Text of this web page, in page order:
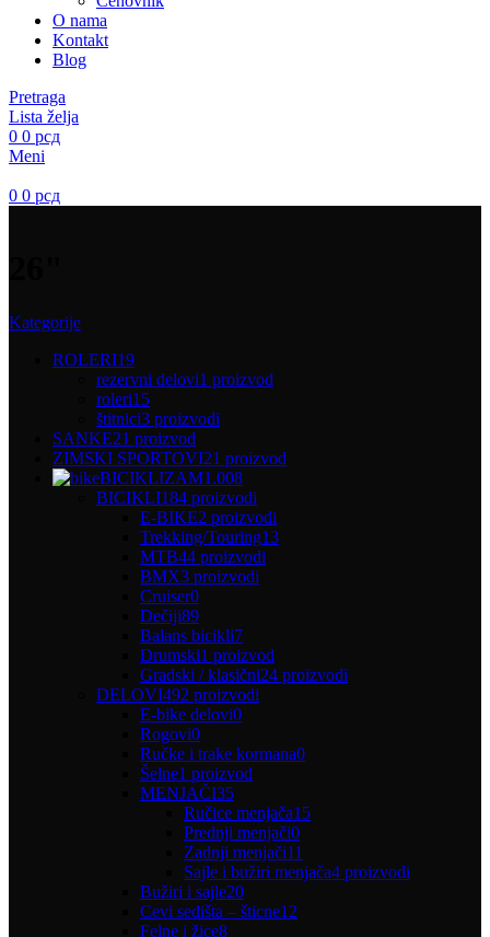
O nama
Kontakt
Blog
Pretraga
Lista želja
0 0 рсд
Meni
0 0 рсд
Kategorije
ROLERI19
rezervni delovi1 proizvod
roleri15
štitnici3 proizvodi
SANKE21 proizvod
ZIMSKI SPORTOVI21 proizvod
BICIKLIZAM1.008
BICIKLI184 proizvodi
E-BIKE2 proizvodi
Trekking/Touring13
MTB44 proizvodi
BMX3 proizvodi
Cruiser0
Dečiji89
Balans bicikli7
Drumski1 proizvod
Gradski / klasični24 proizvodi
DELOVI492 proizvodi
E-bike delovi0
Rogovi0
Ručke i trake kormana0
Šelne1 proizvod
MENJAČI35
Ručice menjača15
Prednji menjači0
Zadnji menjači11
Sajle i bužiri menjača4 proizvodi
Bužiri i sajle20
Cevi sedišta – šticne12
Felne i žice8